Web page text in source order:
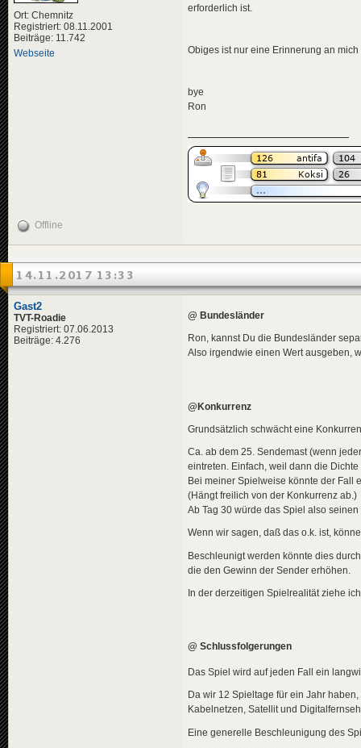
Ort: Chemnitz
Registriert: 08.11.2001
Beiträge: 11.742
Webseite
erforderlich ist.
Obiges ist nur eine Erinnerung an
bye
Ron
Offline
14.11.2017 13:33
Gast2
TVT-Roadie
Registriert: 07.06.2013
Beiträge: 4.276
@ Bundesländer
Ron, kannst Du die Bundesländer
Also irgendwie einen Wert ausgeben,
@Konkurrenz
Grundsätzlich schwächt eine
Ca. ab dem 25. Sendemast (wenn
eintreten. Einfach, weil dann die
Bei meiner Spielweise könnte der Fall
(Hängt freilich von der Konkurrenz ab.)
Ab Tag 30 würde das Spiel also
Wenn wir sagen, daß das o.k. ist,
Beschleunigt werden könnte dies
die den Gewinn der Sender erhöhen.
In der derzeitigen Spielrealität ziehe
@ Schlussfolgerungen
Das Spiel wird auf jeden Fall ein
Da wir 12 Spieltage für ein Jahr
Kabelnetzen, Satellit und
Eine generelle Beschleunigung des